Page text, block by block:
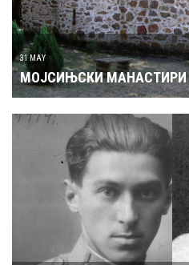
31 MAY
МОЈСИЊСКИ МАНАСТИРИ